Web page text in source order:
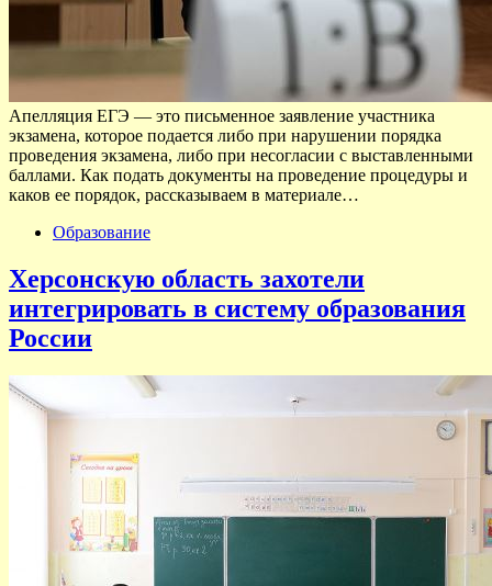
Апелляция ЕГЭ — это письменное заявление участника
экзамена, которое подается либо при нарушении порядка
проведения экзамена, либо при несогласии с выставленными
баллами. Как подать документы на проведение процедуры и
каков ее порядок, рассказываем в материале…
Образование
Херсонскую область захотели
интегрировать в систему образования
России